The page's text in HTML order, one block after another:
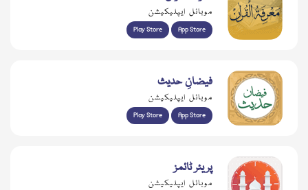
موبائل ایپلیکیشن
Play Store App Store
فیضانِ حدیث
موبائل ایپلیکیشن
Play Store App Store
پریئر ٹائمز
موبائل ایپلیکیشن